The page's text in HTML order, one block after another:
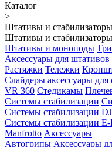
Каталог
>
Штативы и стабилизаторы
Штативы и стабилизаторы
Штативы и моноподы
Аксессуары для штативов
Растяжки Тележки
Слайдеры аксессуары для
VR 360 Стедикамы
Системы стабилизации
Системы стабилизации
Системы стабилизации E-
Manfrotto Аксессуары
Автогрипы Аксессуары